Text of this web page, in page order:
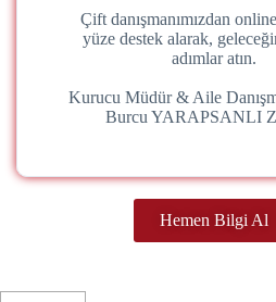
Çift danışmanımızdan
yüze destek alarak,
adımlar atın.
Kurucu Müdür & Aile
Burcu YARAPSANLI
Hemen Bilgi Al